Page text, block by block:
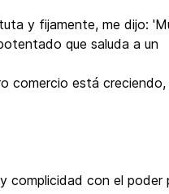
y fijamente, me dijo:
que saluda a un
comercio está creciendo,
complicidad con el poder